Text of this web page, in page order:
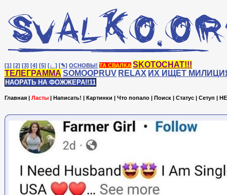
[1] [2] [3] [4] [5] [♩] [✎] ОСНОВЫ! ТА СВАЛКА SKOTOCHAT!!!
ТЕЛЕГРАММА SOMOOPRUV RELAX ИХ ИЩЕТ
НАОРАТЬ НА ФОЖЖЕРА!!11
Главная | Ласты | Написать! | Картинки | Что попало | Поиск | Статус | Сетуп |